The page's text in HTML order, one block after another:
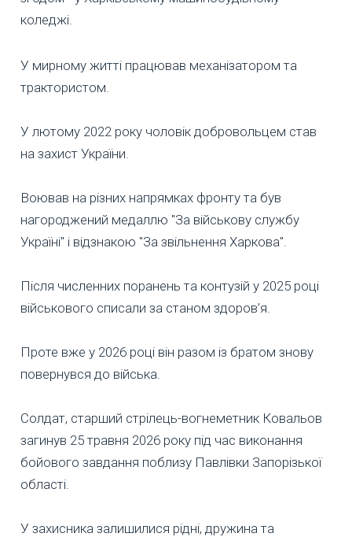
коледжі.
У мирному житті працював механізатором та
трактористом.
У лютому 2022 року чоловік добровольцем став
на захист України.
Воював на різних напрямках фронту та був
нагороджений медаллю "За військову службу
Україні" і відзнакою "За звільнення Харкова".
Після численних поранень та контузій у 2025 році
військового списали за станом здоров’я.
Проте вже у 2026 році він разом із братом знову
повернувся до війська.
Солдат, старший стрілець-вогнеметник Ковальов
загинув 25 травня 2026 року під час виконання
бойового завдання поблизу Павлівки Запорізької
області.
У захисника залишилися рідні, дружина та